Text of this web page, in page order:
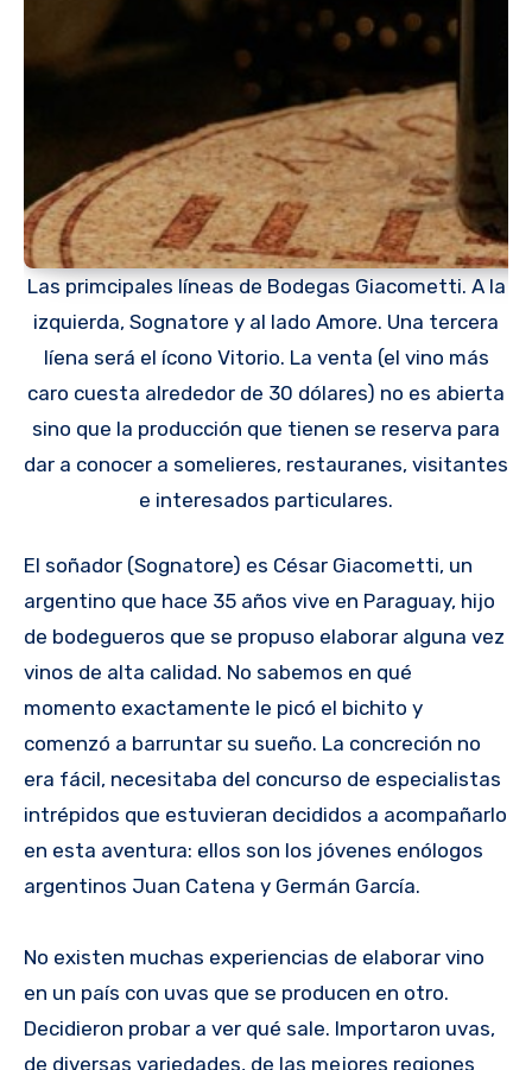
Las primcipales líneas de Bodegas Giacometti. A la
izquierda, Sognatore y al lado Amore. Una tercera
líena será el ícono Vitorio. La venta (el vino más
caro cuesta alrededor de 30 dólares) no es abierta
sino que la producción que tienen se reserva para
dar a conocer a somelieres, restauranes, visitantes
e interesados particulares.
El soñador (Sognatore) es César Giacometti, un
argentino que hace 35 años vive en Paraguay, hijo
de bodegueros que se propuso elaborar alguna vez
vinos de alta calidad. No sabemos en qué
momento exactamente le picó el bichito y
comenzó a barruntar su sueño. La concreción no
era fácil, necesitaba del concurso de especialistas
intrépidos que estuvieran decididos a acompañarlo
en esta aventura: ellos son los jóvenes enólogos
argentinos Juan Catena y Germán García.
No existen muchas experiencias de elaborar vino
en un país con uvas que se producen en otro.
Decidieron probar a ver qué sale. Importaron uvas,
de diversas variedades, de las mejores regiones